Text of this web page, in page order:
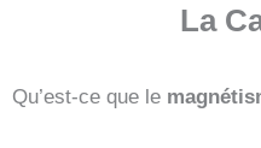
La
Qu’est-ce que le